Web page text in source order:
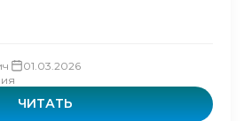
01.03.2026
ЧИТАТЬ